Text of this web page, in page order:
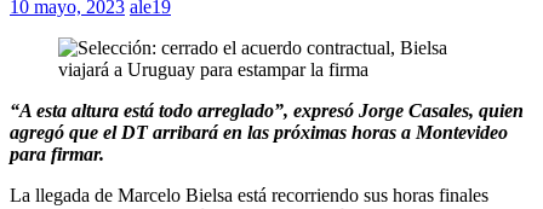
10 mayo, 2023 ale19
“A esta altura está todo arreglado”, expresó Jorge Casales, quien
agregó que el DT arribará en las próximas horas a Montevideo
para firmar.
La llegada de Marcelo Bielsa está recorriendo sus horas finales